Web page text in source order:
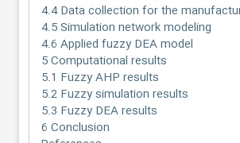
4.4 Data collection for the
4.5 Simulation network modeling
4.6 Applied fuzzy DEA model
5 Computational results
5.1 Fuzzy AHP results
5.2 Fuzzy simulation results
5.3 Fuzzy DEA results
6 Conclusion